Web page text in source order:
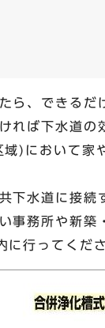
ら、できる
れば下水道の
)において家
下水道に接続
事務所や新
行ってくださ